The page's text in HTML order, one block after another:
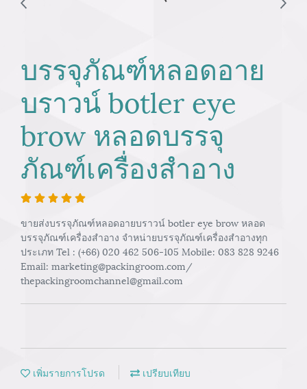
บรรจุภัณฑ์หลอดอาย
บราวน์ botler eye
brow หลอดบรรจุ
ภัณฑ์เครื่องสำอาง
ขายส่งบรรจุภัณฑ์หลอดอายบราวน์ botler eye brow หลอด
บรรจุภัณฑ์เครื่องสำอาง จำหน่ายบรรจุภัณฑ์เครื่องสำอางทุก
ประเภท Tel : (+66) 020 462 506-105 Mobile: 083 828 9246
Email: marketing@packingroom.com/
thepackingroomchannel@gmail.com
เพิ่มรายการโปรด เปรียบเทียบ